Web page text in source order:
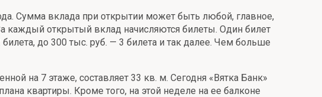
Сумма вклада при открытии может быть любой, главное,
каждый открытый вклад начисляются билеты. Один билет
до 300 тыс. руб. — 3 билета и так далее. Чем больше
на 7 этаже, составляет 33 кв. м. Сегодня «Вятка Банк»
квартиры. Кроме того, на этой неделе на ее балконе